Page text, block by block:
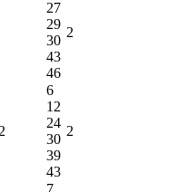
27
29
30
43
46
2
6
12
24
30
39
43
2
7